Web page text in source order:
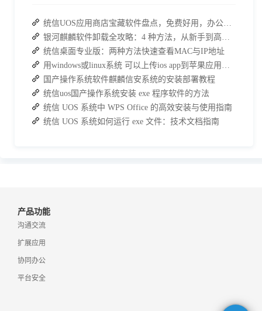
统信UOS应用商店宝藏软件盘点，免费好用，办公效率直接拉满
银河麒麟软件卸载全攻略：4 种方法，从新手到高手一次搞定
统信桌面专业版：两种方法快速查看MAC与IP地址
用windows或linux系统 可以上传ios app到苹果应用商店吗?
国产操作系统软件麒麟信安系统的安装部署教程
统信uos国产操作系统安装 exe 程序软件的方法
统信 UOS 系统中 WPS Office 的高效安装与使用指南
统信 UOS 系统如何运行 exe 文件：技术文档指南
产品功能
沟通交流
扩展应用
协同办公
平台安全